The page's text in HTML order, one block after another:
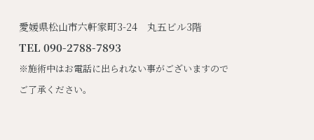
愛媛県松山市六軒家町3-24 丸五ビル3階
TEL 090-2788-7893
※施術中はお電話に出られない事がございますので
ご了承ください。